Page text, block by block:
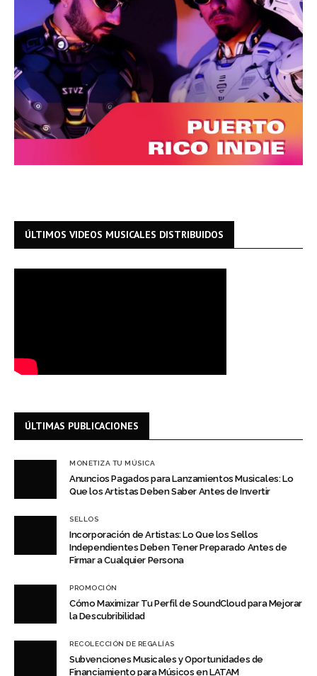
ÚLTIMOS VIDEOS MUSICALES DISTRIBUIDOS
ÚLTIMAS PUBLICACIONES
MONETIZA TU MÚSICA
Anuncios Pagados para Lanzamientos Musicales: Lo
Que los Artistas Deben Saber Antes de Invertir
SELLOS
Incorporación de Artistas: Lo Que los Sellos
Independientes Deben Tener Preparado Antes de
Firmar a Cualquier Persona
PROMOCIÓN
Cómo Maximizar Tu Perfil de SoundCloud para Mejorar
la Descubribilidad
RECOLECCIÓN DE REGALÍAS
Subvenciones Musicales y Oportunidades de
Financiamiento para Músicos en LATAM